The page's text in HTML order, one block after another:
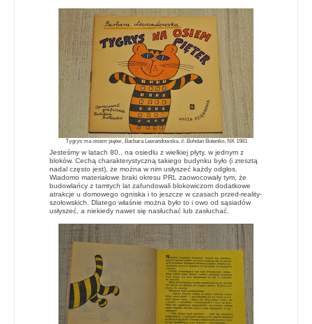
Tygrys ma osiem pięter, Barbara Lewandowska, il. Bohdan Butenko, NK 1981
Jesteśmy w latach 80., na osiedlu z wielkiej płyty, w jednym z
bloków. Cechą charakterystyczną takiego budynku było (i zresztą
nadal często jest), że można w nim usłyszeć każdy odgłos.
Wiadomo materiałowe braki okresu PRL zaowocowały tym, że
budowlańcy z tamtych lat zafundowali blokowiczom dodatkowe
atrakcje u domowego ogniska i to jeszcze w czasach przed-reality-
szołowskich. Dlatego właśnie można było to i owo od sąsiadów
usłyszeć, a niekiedy nawet się nasłuchać lub zasłuchać.